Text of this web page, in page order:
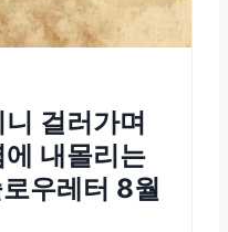
걸러가며
에 내몰리는
우레터 8월